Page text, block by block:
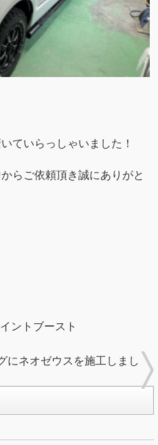
ていらっしゃいました！
らご依頼頂き誠にありがと
ントブースト
にネオゼウスを施工しまし